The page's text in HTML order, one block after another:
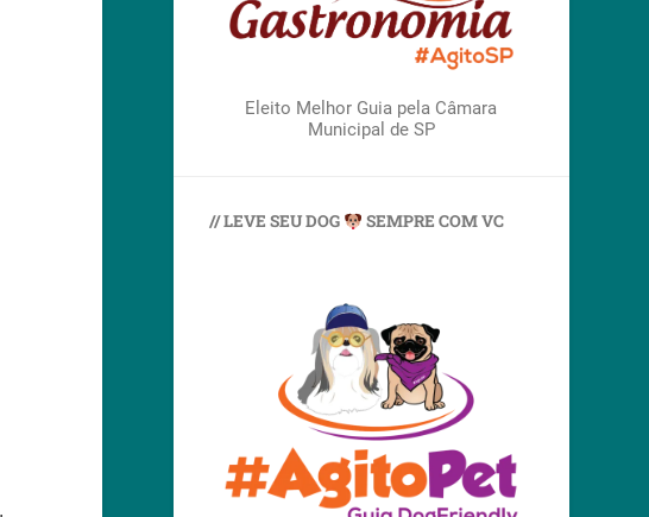
Eleito Melhor Guia pela Câmara
Municipal de SP
// LEVE SEU DOG SEMPRE COM VC